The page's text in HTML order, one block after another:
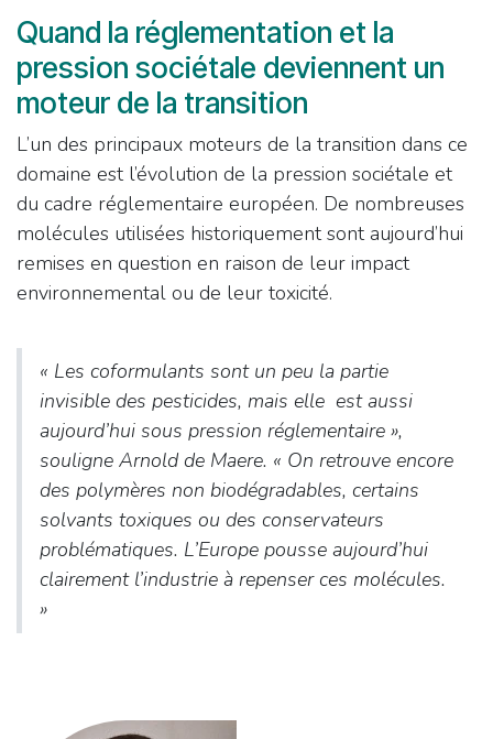
Quand la réglementation et la
pression sociétale deviennent un
moteur de la transition
L’un des principaux moteurs de la transition dans ce
domaine est l’évolution de la pression sociétale et
du cadre réglementaire européen. De nombreuses
molécules utilisées historiquement sont aujourd’hui
remises en question en raison de leur impact
environnemental ou de leur toxicité.
« Les coformulants sont un peu la partie
invisible des pesticides, mais elle est aussi
aujourd’hui sous pression réglementaire »,
souligne Arnold de Maere. « On retrouve encore
des polymères non biodégradables, certains
solvants toxiques ou des conservateurs
problématiques. L’Europe pousse aujourd’hui
clairement l’industrie à repenser ces molécules.
»